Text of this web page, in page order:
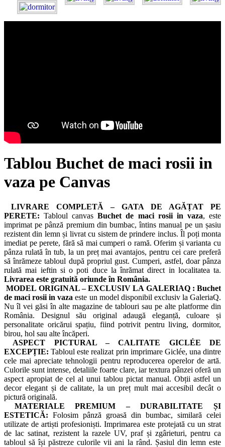
Tablou Buchet de maci rosii in
vaza pe Canvas
LIVRARE COMPLETĂ – GATA DE AGĂȚAT PE
PERETE:Tabloul canvasBuchet de maci rosii in vaza, este
imprimat pe pânză premium din bumbac, întins manual pe un șasiu
rezistent din lemn și livrat cu sistem de prindere inclus. Îl poți monta
imediat pe perete, fără să mai cumperi o ramă. Oferim și varianta cu
pânza rulată în tub, la un preț mai avantajos, pentru cei care preferă
să înrămeze tabloul după propriul gust. Cumperi, astfel, doar pânza
rulată mai ieftin si o poti duce la înrămat direct in localitatea ta.
Livrarea este gratuită oriunde în România.
MODEL ORIGINAL – EXCLUSIV LA GALERIAQ : Buchet
de maci rosii in vaza este un model disponibil exclusiv la GaleriaQ.
Nu îl vei găsi în alte magazine de tablouri sau pe alte platforme din
România. Designul său original adaugă eleganță, culoare și
personalitate oricărui spațiu, fiind potrivit pentru living, dormitor,
birou, hol sau alte încăperi.
ASPECT PICTURAL – CALITATE GICLÉE DE
EXCEPȚIE: Tabloul este realizat prin imprimare Giclée, una dintre
cele mai apreciate tehnologii pentru reproducerea operelor de artă.
Culorile sunt intense, detaliile foarte clare, iar textura pânzei oferă un
aspect apropiat de cel al unui tablou pictat manual. Obții astfel un
decor elegant și de calitate, la un preț mult mai accesibil decât o
pictură originală.
MATERIALE PREMIUM – DURABILITATE ȘI
ESTETICĂ: Folosim pânză groasă din bumbac, similară celei
utilizate de artiști profesioniști. Imprimarea este protejată cu un strat
de lac satinat, rezistent la razele UV, praf și zgârieturi, pentru ca
tabloul să își păstreze culorile vii ani la rând. Șasiul din lemn este